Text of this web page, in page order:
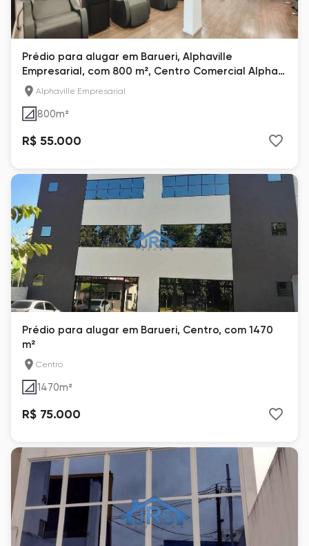
Prédio para alugar em Barueri, Alphaville
Empresarial, com 800 m², Centro Comercial Alpha
Conde
Alphaville Empresarial
800m²
R$ 55.000
Prédio para alugar em Barueri, Centro, com 1470
m²
Centro
1470m²
R$ 75.000